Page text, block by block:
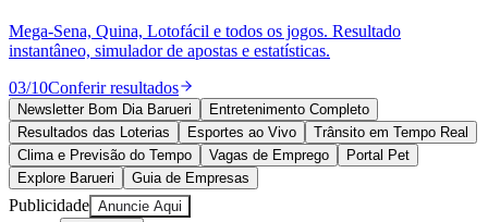
Mega-Sena, Quina, Lotofácil e todos os jogos. Resultado
instantâneo, simulador de apostas e estatísticas.
03/10Conferir resultados
Newsletter Bom Dia Barueri
Entretenimento Completo
Resultados das Loterias
Esportes ao Vivo
Trânsito em Tempo Real
Clima e Previsão do Tempo
Vagas de Emprego
Portal Pet
Explore Barueri
Guia de Empresas
Publicidade Anuncie Aqui